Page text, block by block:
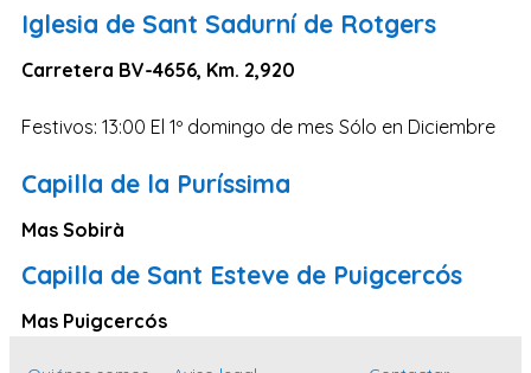
Granada
Huesca
Burgos
Jaén
Guadalajara
Iglesia de Sant Sadurní de Rotgers
Carretera BV-4656, Km. 2,920
Festivos: 13:00 El 1º domingo de mes Sólo en Diciembre
Capilla de la Puríssima
Mas Sobirà
Capilla de Sant Esteve de Puigcercós
Mas Puigcercós